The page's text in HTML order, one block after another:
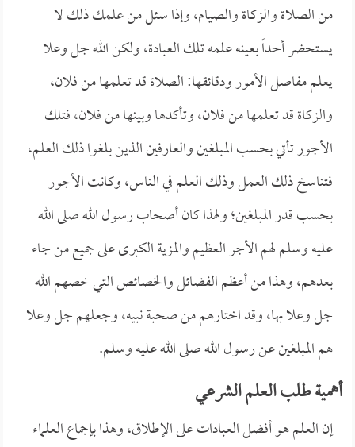
من الصلاة والزكاة والصيام، وإذا سئل من علمك ذلك لا
يستحضر أحداً بعينه علمه تلك العبادة، ولكن الله جل وعلا
يعلم مفاصل الأمور ودقائقها: الصلاة قد تعلمها من فلان،
والزكاة قد تعلمها من فلان، وتأكدها وبينها من فلان، فتلك
الأجور تأتي بحسب المبلغين والعارفين الذين بلغوا ذلك العلم،
فتناسخ ذلك العمل وذلك العلم في الناس، وكانت الأجور
بحسب قدر المبلغين؛ ولهذا كان أصحاب رسول الله صلى الله
عليه وسلم لهم الأجر العظيم والمزية الكبرى على جميع من جاء
بعدهم، وهذا من أعظم الفضائل والخصائص التي خصهم الله
جل وعلا بها، وقد اختارهم من صحبة نبيه، وجعلهم جل وعلا
هم المبلغين عن رسول الله صلى الله عليه وسلم.
أهمية طلب العلم الشرعي
إن العلم هو أفضل العبادات على الإطلاق، وهذا بإجماع العلماء